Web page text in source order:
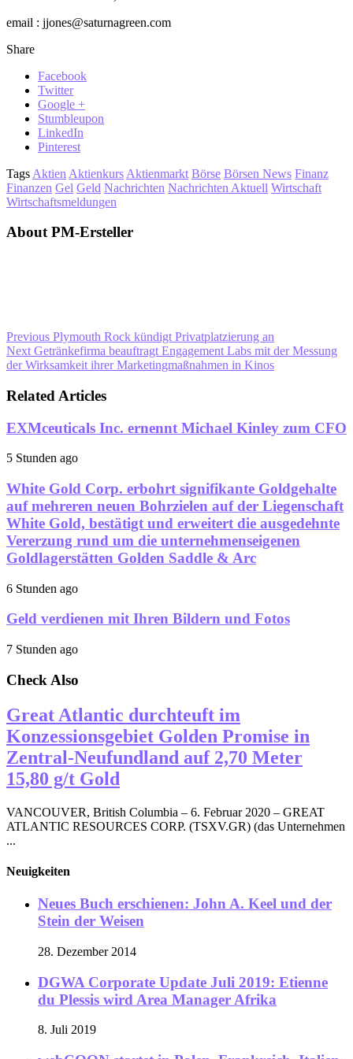
email : jjones@saturnagreen.com
Share
Facebook
Twitter
Google +
Stumbleupon
LinkedIn
Pinterest
Tags Aktien Aktienkurs Aktienmarkt Börse Börsen News Finanz
Finanzen Gel Geld Nachrichten Nachrichten Aktuell Wirtschaft
Wirtschaftsmeldungen
About PM-Ersteller
Previous Plymouth Rock kündigt Privatplatzierung an
Next Getränkefirma beauftragt Engagement Labs mit der Messung
der Wirksamkeit ihrer Marketingmaßnahmen in Kinos
Related Articles
EXMceuticals Inc. ernennt Michael Kinley zum CFO
5 Stunden ago
White Gold Corp. erbohrt signifikante Goldgehalte
auf mehreren neuen Bohrzielen auf der Liegenschaft
White Gold, bestätigt und erweitert die ausgedehnte
Vererzung rund um die unternehmenseigenen
Goldlagerstätten Golden Saddle & Arc
6 Stunden ago
Geld verdienen mit Ihren Bildern und Fotos
7 Stunden ago
Check Also
Great Atlantic durchteuft im
Konzessionsgebiet Golden Promise in
Zentral-Neufundland auf 2,70 Meter
15,80 g/t Gold
VANCOUVER, British Columbia – 6. Februar 2020 – GREAT
ATLANTIC RESOURCES CORP. (TSXV.GR) (das Unternehmen
...
Neuigkeiten
Neues Buch erschienen: John A. Keel und der
Stein der Weisen
28. Dezember 2014
DGWA Corporate Update Juli 2019: Etienne
du Plessis wird Area Manager Afrika
8. Juli 2019